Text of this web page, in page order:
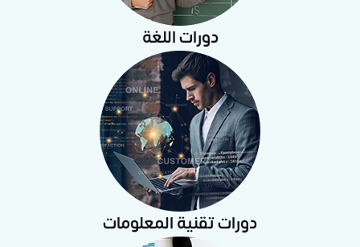
دورات اللغة
دورات تقنية المعلومات